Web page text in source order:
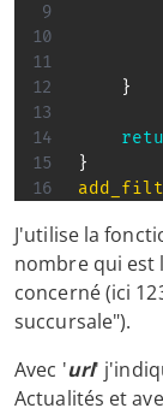
}
}
J'utilise la
nombre qui
concerné (ici
succursale").
Avec 'url'
Actualités et